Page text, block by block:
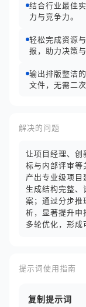
结合行业最佳
力与竞争力。
轻松完成资源
报，助力决策与
输出排版整洁
文件，无需二次
解决的问题
让项目经理、创
标与内部评审等
产出专业级项目
生成结构完整、
案；通过分步推
析，显著提升申
多轮优化，形成
提示词使用指南
复制提示词